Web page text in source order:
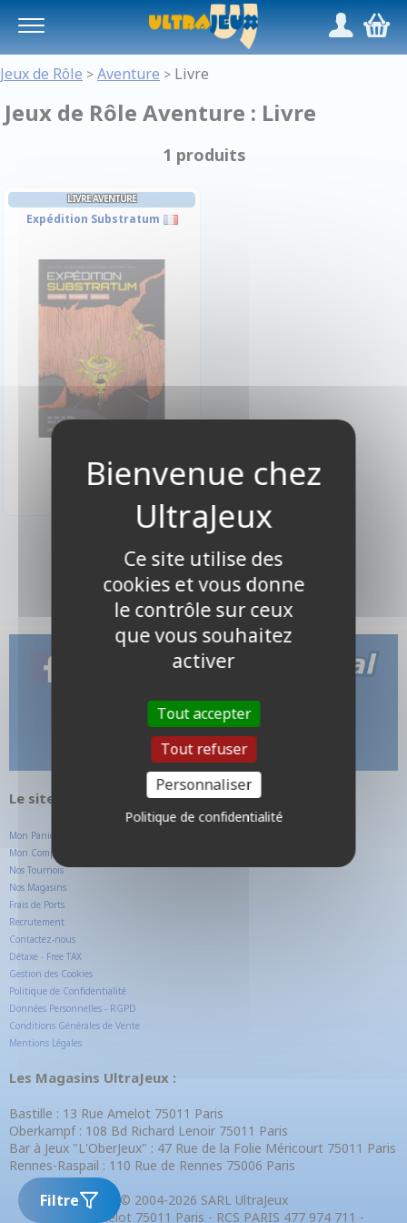
/,
Jeux de Rôle > Aventure > Livre
Jeux de Rôle Aventure : Livre
1 produits
Filtre
LIVRE AVENTURE
Expédition Substratum
Disponible
1 produits
Le site internet UltraJeux.com
Mon Panier
Mon Compte Client
Nos Tournois
Nos Magasins
Frais de Ports
Recrutement
Contactez-nous
Détaxe - Free TAX
Gestion des Cookies
Politique de Confidentialité
Données Personnelles - RGPD
Conditions Générales de Vente
Mentions Légales
Les Magasins UltraJeux :
Bastille : 13 Rue Amelot 75011 Paris
Oberkampf : 108 Bd Richard Lenoir 75011 Paris
Bar à Jeux "L'OberJeux" : 47 Rue de la Folie Méricourt 75011 Paris
Rennes-Raspail : 110 Rue de Rennes 75006 Paris
© 2004-2026 SARL UltraJeux
13 Rue Amelot 75011 Paris - RCS PARIS 477 974 711 -
Ce site utilise des
cookies et vous donne
le contrôle sur ceux
que vous souhaitez
activer
Tout accepter
Tout refuser
Personnaliser
Politique de confidentialité